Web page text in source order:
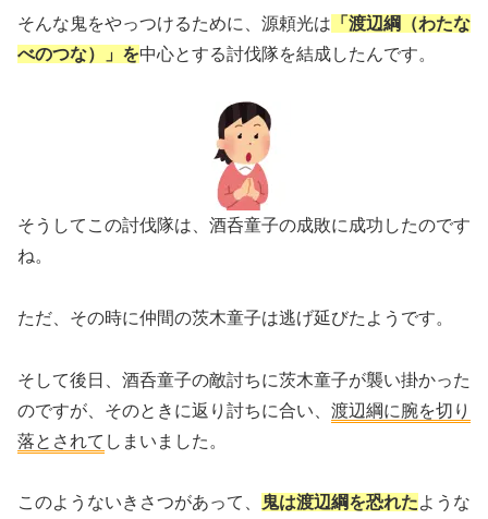
そんな鬼をやっつけるために、源頼光は 「渡辺綱（わたな
べのつな）」を中心とする討伐隊を結成したんです。
そうしてこの討伐隊は、酒呑童子の成敗に成功したのです
ね。
ただ、その時に仲間の茨木童子は逃げ延びたようです。
そして後日、酒呑童子の敵討ちに茨木童子が襲い掛かった
のですが、そのときに返り討ちに合い、 渡辺綱に腕を切り
落とされて しまいました。
このようないきさつがあって、 鬼は渡辺綱を恐れたような